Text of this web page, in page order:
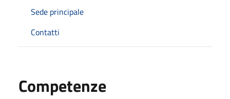
Sede principale
Contatti
Competenze